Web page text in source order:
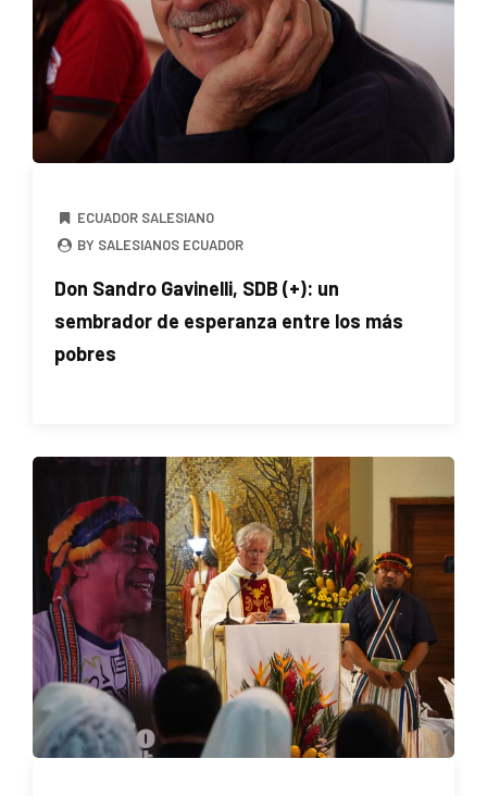
ECUADOR SALESIANO
BY SALESIANOS ECUADOR
Don Sandro Gavinelli, SDB (+): un
sembrador de esperanza entre los más
pobres